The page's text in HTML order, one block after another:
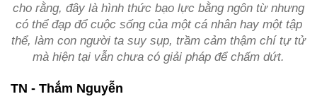
cho rằng, đây là hình thức bạo lực bằng ngôn từ nhưng
có thể đạp đổ cuộc sống của một cá nhân hay một tập
thể, làm con người ta suy sụp, trầm cảm thậm chí tự tử
mà hiện tại vẫn chưa có giải pháp để chấm dứt.
TN - Thắm Nguyễn